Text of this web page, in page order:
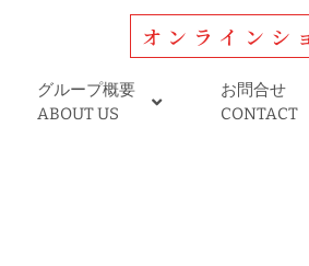
オンラインシ
グループ概要
ABOUT US
お問合せ
CONTACT